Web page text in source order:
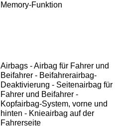
Memory-Funktion
Airbags - Airbag für Fahrer und
Beifahrer - Beifahrerairbag-
Deaktivierung - Seitenairbag für
Fahrer und Beifahrer -
Kopfairbag-System, vorne und
hinten - Knieairbag auf der
Fahrerseite